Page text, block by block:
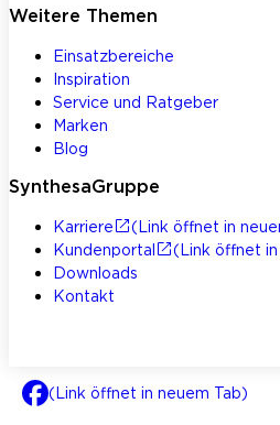
Weitere Themen
Einsatzbereiche
Inspiration
Service und Ratgeber
Marken
Blog
SynthesaGruppe
Karriere
(Link öffnet in
Kundenportal
(Link öffnet
Downloads
Kontakt
(Link öffnet in neuem Tab)